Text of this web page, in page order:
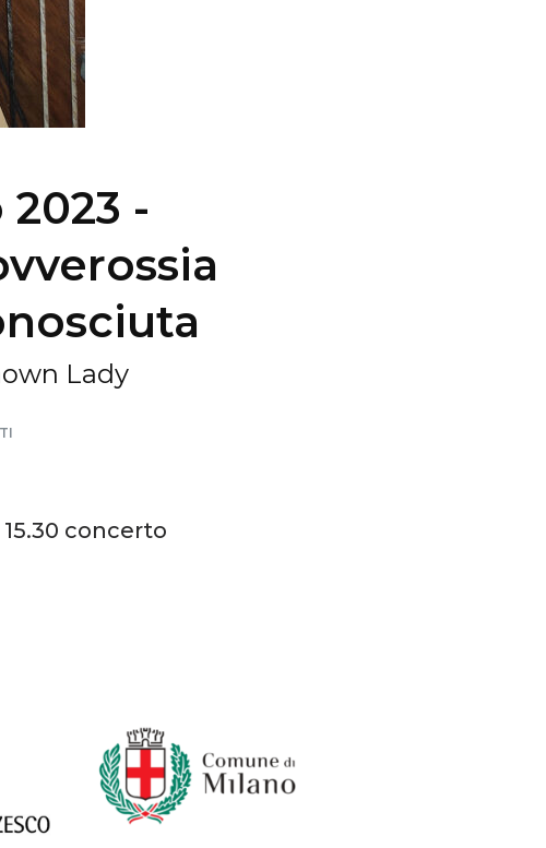
-
Lady
concerto